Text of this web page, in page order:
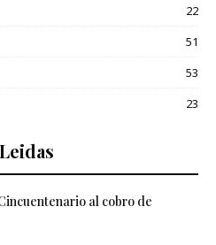
22
51
53
23
al cobro de